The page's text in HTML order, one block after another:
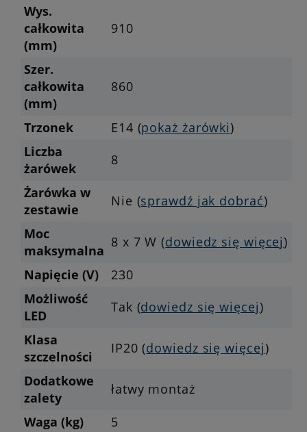
Wys.
całkowita
(mm)
910
Szer.
całkowita
(mm)
860
Trzonek E14 (pokaż żarówki)
Liczba
żarówek
8
Żarówka w
zestawie
Nie (sprawdź jak dobrać)
Moc
maksymalna
8 x 7 W (dowiedz się więcej)
Napięcie (V)
230
Możliwość
LED
Tak (dowiedz się więcej)
Klasa
szczelności
IP20 (dowiedz się więcej)
Dodatkowe
zalety
łatwy montaż
Waga (kg)
5